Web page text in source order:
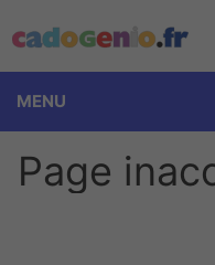
MENU
Page